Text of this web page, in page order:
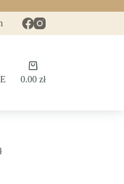
Koszyk
0.00 zł